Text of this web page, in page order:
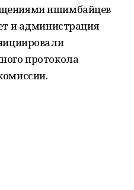
ишимбайцев
и администрация
протокола